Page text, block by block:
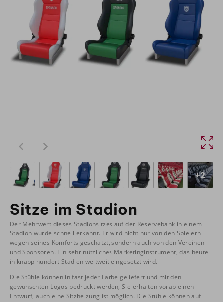
+2
Sitze im Stadion
Der Mehrwert dieses Stadionsitzes auf der Reservebank in einem
Stadion wurde schnell erkannt. Er wird nicht nur von den Spielern
wegen seines Komforts geschätzt, sondern auch von den Vereinen
und Sponsoren. Ein sehr nützliches Marketinginstrument, das heute
in knapp hundert Stadien weltweit eingesetzt wird.
Die Stühle können in fast jeder Farbe geliefert und mit den
gewünschten Logos bedruckt werden, Sie erhalten vorab einen
Entwurf, auch eine Sitzheizung ist möglich. Die Stühle können auf